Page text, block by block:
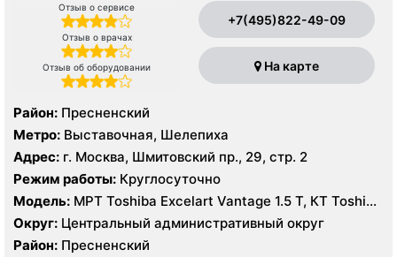
Отзыв о сервисе
Отзыв о врачах
Отзыв об оборудовании
+7(495)822-49-09
На карте
Район: Пресненский
Метро: Выставочная, Шелепиха
Адрес: г. Москва, Шмитовский пр., 29, стр. 2
Режим работы: Круглосуточно
Модель: МРТ Toshiba Excelart Vantage 1.5 Т, КТ Toshiba
AQUILION RXL 16 срезов
Округ: Центральный административный округ
Район: Пресненский